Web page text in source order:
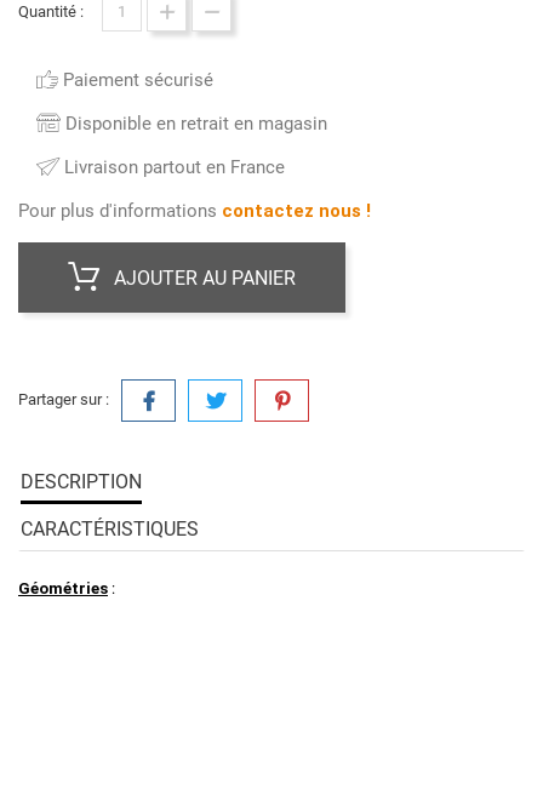
Quantité :
Paiement sécurisé
Disponible en retrait en magasin
Livraison partout en France
Pour plus d'informations contactez nous !
AJOUTER AU PANIER
Partager sur :
DESCRIPTION
CARACTÉRISTIQUES
Géométries :